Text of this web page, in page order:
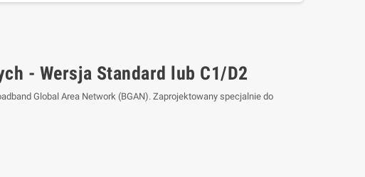
- Wersja Standard lub C1/D2
Global Area Network (BGAN). Zaprojektowany specjalnie do